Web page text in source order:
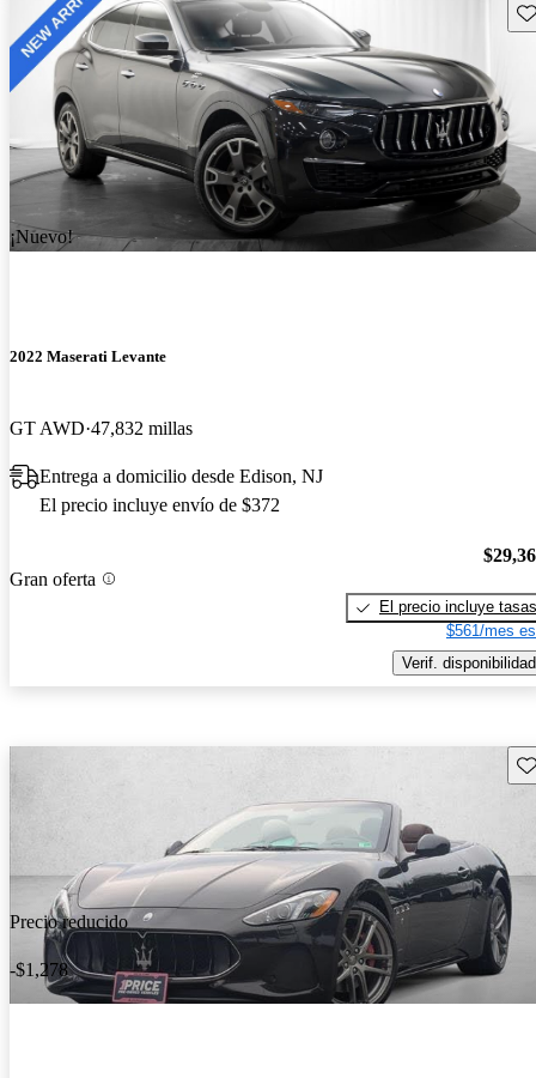
¡Nuevo!
2022 Maserati Levante
GT AWD 47,832 millas
Entrega a domicilio desde Edison, NJ
El precio incluye envío de $372
Gran oferta
El precio incluye tasas
$561/mes
Verif. disponibilidad
Precio reducido
-$1,278